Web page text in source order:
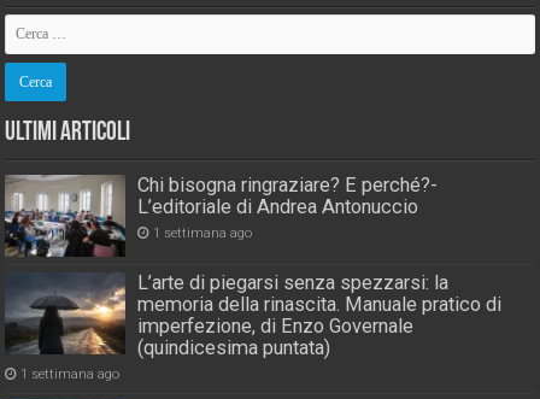
Ultimi Articoli
Chi bisogna ringraziare? E perché?-
L’editoriale di Andrea Antonuccio
1 settimana ago
L’arte di piegarsi senza spezzarsi: la
memoria della rinascita. Manuale pratico di
imperfezione, di Enzo Governale
(quindicesima puntata)
1 settimana ago